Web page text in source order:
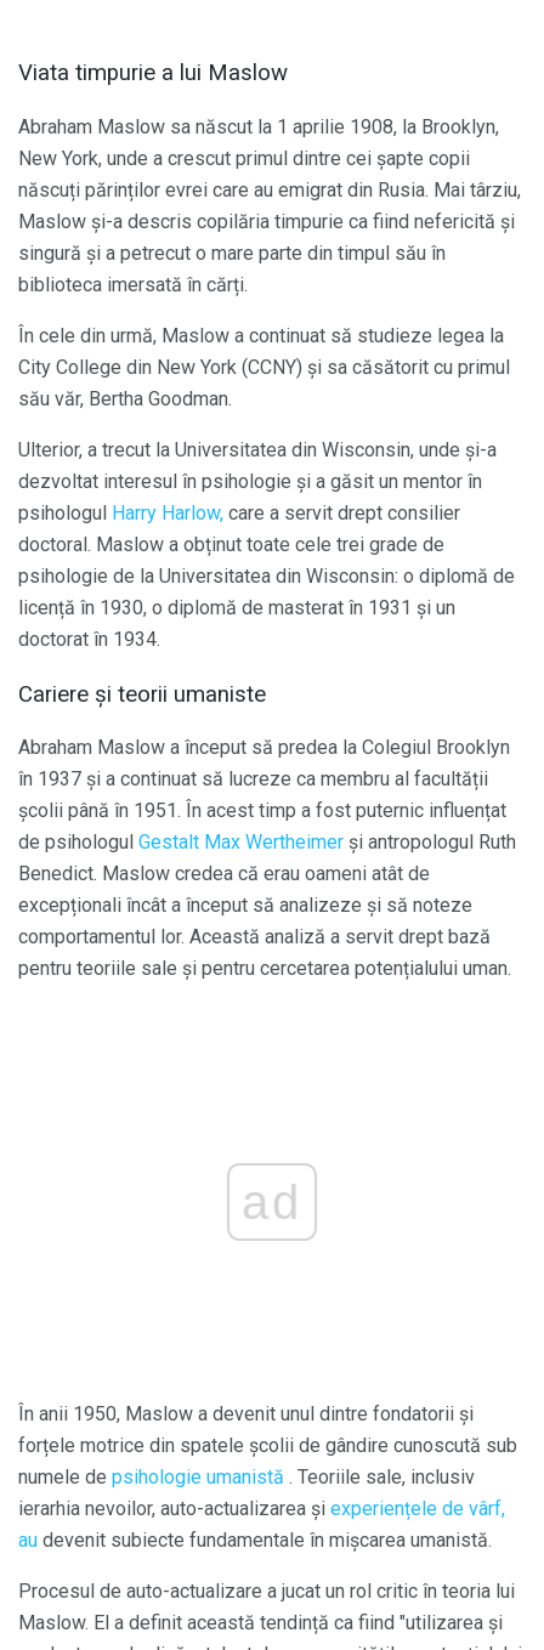
Viata timpurie a lui Maslow
Abraham Maslow sa născut la 1 aprilie 1908, la Brooklyn,
New York, unde a crescut primul dintre cei șapte copii
născuți părinților evrei care au emigrat din Rusia. Mai târziu,
Maslow și-a descris copilăria timpurie ca fiind nefericită și
singură și a petrecut o mare parte din timpul său în
biblioteca imersată în cărți.
În cele din urmă, Maslow a continuat să studieze legea la
City College din New York (CCNY) și sa căsătorit cu primul
său văr, Bertha Goodman.
Ulterior, a trecut la Universitatea din Wisconsin, unde și-a
dezvoltat interesul în psihologie și a găsit un mentor în
psihologul Harry Harlow, care a servit drept consilier
doctoral. Maslow a obținut toate cele trei grade de
psihologie de la Universitatea din Wisconsin: o diplomă de
licență în 1930, o diplomă de masterat în 1931 și un
doctorat în 1934.
Cariere și teorii umaniste
Abraham Maslow a început să predea la Colegiul Brooklyn
în 1937 și a continuat să lucreze ca membru al facultății
școlii până în 1951. În acest timp a fost puternic influențat
de psihologul Gestalt Max Wertheimer și antropologul Ruth
Benedict. Maslow credea că erau oameni atât de
excepționali încât a început să analizeze și să noteze
comportamentul lor. Această analiză a servit drept bază
pentru teoriile sale și pentru cercetarea potențialului uman.
ad
În anii 1950, Maslow a devenit unul dintre fondatorii și
forțele motrice din spatele școlii de gândire cunoscută sub
numele de psihologie umanistă . Teoriile sale, inclusiv
ierarhia nevoilor, auto-actualizarea și experiențele de vârf,
au devenit subiecte fundamentale în mișcarea umanistă.
Procesul de auto-actualizare a jucat un rol critic în teoria lui
Maslow. El a definit această tendință ca fiind "utilizarea și